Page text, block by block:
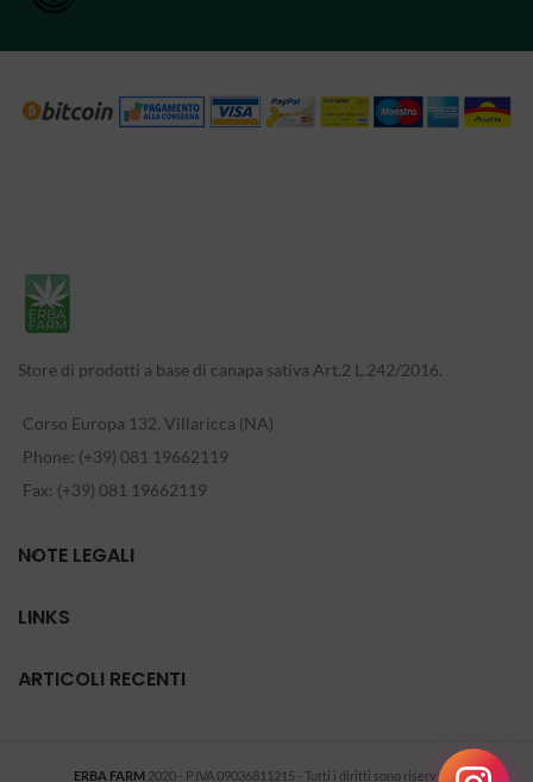
Store di prodotti a base di canapa sativa Art.2 L.242/2016.
Corso Europa 132, Villaricca (NA)
Phone: (+39) 081 19662119
Fax: (+39) 081 19662119
NOTE LEGALI
LINKS
ARTICOLI RECENTI
ERBA FARM 2020 - P.IVA 09036811215 - Tutti i diritti sono riservati -.